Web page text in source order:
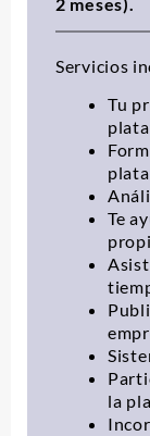
Servicios
Tu
Te
la